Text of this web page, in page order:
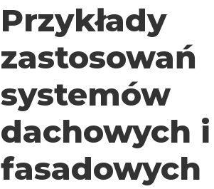
Przykłady
zastosowań
systemów
dachowych i
fasadowych